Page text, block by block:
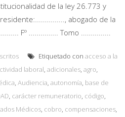
de la ley 26.773 y
abogado de la
Fº ............... Tomo ...............
Etiquetado con acceso a la
laboral, adicionales, agro,
, Audiencia, autonomía, base de
, carácter remuneratorio, código,
Médicos, cobro, compensaciones,